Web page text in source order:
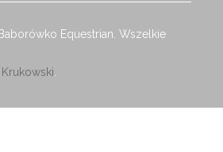
Equestrian. Wszelkie
Krukowski